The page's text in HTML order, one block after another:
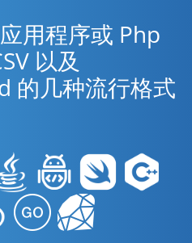
用程序或 Php
以及
的几种流行格式